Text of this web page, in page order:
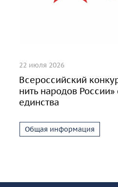
22 июля 2026
Всероссийский
нить народов России»
единства
Общая информация